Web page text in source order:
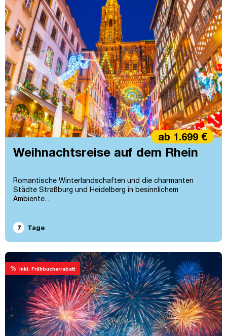
Weihnachtsreise auf dem Rhein
Romantische Winterlandschaften und die charmanten
Städte Straßburg und Heidelberg in besinnlichem
Ambiente...
ab 1.699 €
7 Tage
% inkl. Frühbucherrabatt